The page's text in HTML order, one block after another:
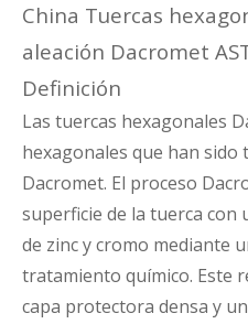
China Tuercas
aleación Dacromet
Definición
Las tuercas hexagonales
hexagonales que han sido
Dacromet. El proceso
superficie de la tuerca con
de zinc y cromo mediante
tratamiento químico. Este
capa protectora densa y